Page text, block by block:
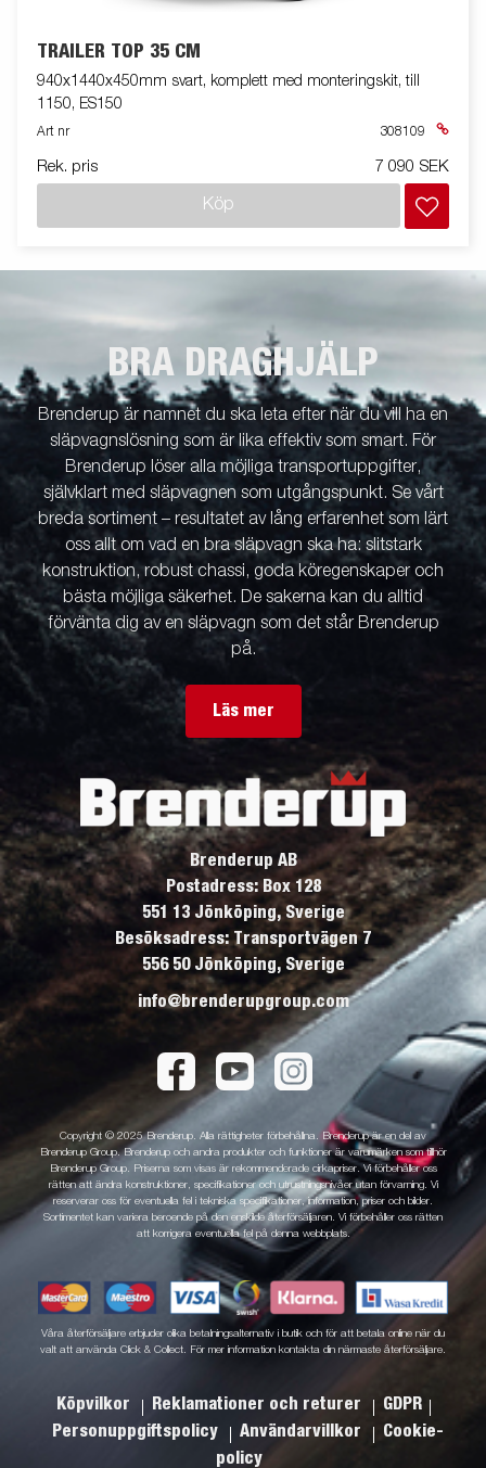
TRAILER TOP 35 CM
940x1440x450mm svart, komplett med monteringskit, till
1150, ES150
Art nr 308109
Rek. pris 7 090 SEK
Köp
BRA DRAGHJÄLP
Brenderup är namnet du ska leta efter när du vill ha en
släpvagnslösning som är lika effektiv som smart. För
Brenderup löser alla möjliga transportuppgifter,
självklart med släpvagnen som utgångspunkt. Se vårt
breda sortiment – resultatet av lång erfarenhet som lärt
oss allt om vad en bra släpvagn ska ha: slitstark
konstruktion, robust chassi, goda köregenskaper och
bästa möjliga säkerhet. De sakerna kan du alltid
förvänta dig av en släpvagn som det står Brenderup
på.
Läs mer
Brenderup AB
Postadress: Box 128
551 13 Jönköping, Sverige
Besöksadress: Transportvägen 7
556 50 Jönköping, Sverige
info@brenderupgroup.com
Copyright © 2025 Brenderup. Alla rättigheter förbehållna. Brenderup är en del av
Brenderup Group. Brenderup och andra produkter och funktioner är varumärken som tillhör
Brenderup Group. Priserna som visas är rekommenderade cirkapriser. Vi förbehåller oss
rätten att ändra konstruktioner, specifikationer och utrustningsnivåer utan förvarning. Vi
reserverar oss för eventuella fel i tekniska specifikationer, information, priser och bilder.
Sortimentet kan variera beroende på den enskilde återförsäljaren. Vi förbehåller oss rätten
att korrigera eventuella fel på denna webbplats.
Våra återförsäljare erbjuder olika betalningsalternativ i butik och för att betala online när du
valt att använda Click & Collect. För mer information kontakta din närmaste återförsäljare.
Köpvilkor Reklamationer och returer
GDPR
Personuppgiftspolicy
Användarvillkor
Cookie-
policy